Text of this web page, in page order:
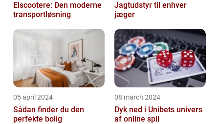
Elscootere: Den moderne
transportløsning
Jagtudstyr til enhver
jæger
05 april 2024
Sådan finder du den
perfekte bolig
08 march 2024
Dyk ned i Unibets univers
af online spil